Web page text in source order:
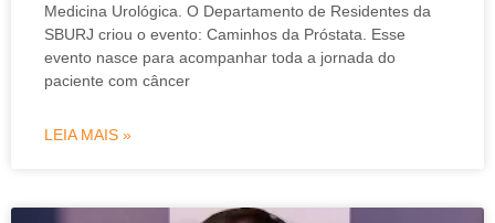
Medicina Urológica. O Departamento de Residentes da
SBURJ criou o evento: Caminhos da Próstata. Esse
evento nasce para acompanhar toda a jornada do
paciente com câncer
LEIA MAIS »